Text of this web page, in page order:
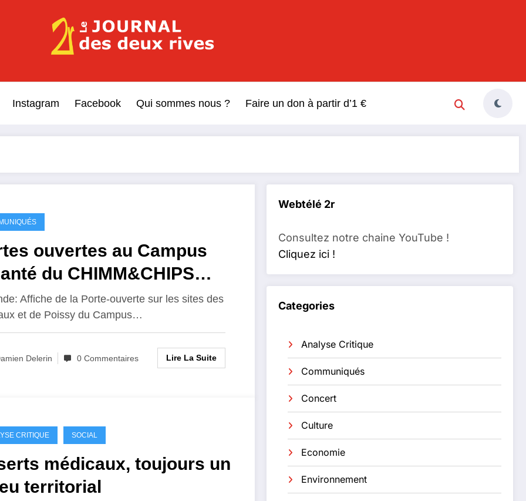
Le Journal des Deux Rives
Instagram Facebook Qui sommes nous ? Faire un don à partir d’1 €
ouvertes au Campus
du CHIMM&CHIPS
Affiche de la Porte-ouverte sur les sites des
et de Poissy du Campus…
Delerin 0 Commentaires Lire La Suite
CRITIQUE SOCIAL
médicaux, toujours un
territorial
Webtélé 2r
Consultez notre chaine YouTube !
Cliquez ici !
Categories
Analyse Critique
Communiqués
Concert
Culture
Economie
Environnement